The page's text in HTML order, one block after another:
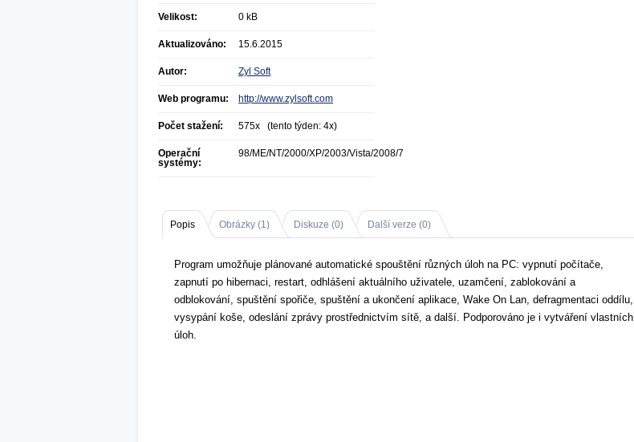
Velikost: 0 kB
Aktualizováno: 15.6.2015
Autor: Zyl Soft
Web programu: http://www.zylsoft.com
Počet stažení: 575x (tento týden: 4x)
Operační
systémy:
98/ME/NT/2000/XP/2003/Vista/2008/7
Popis Obrázky (1) Diskuze (0) Další verze (0)
Program umožňuje plánované automatické spouštění různých úloh na PC: vypnutí počítače,
zapnutí po hibernaci, restart, odhlášení aktuálního uživatele, uzamčení, zablokování a
odblokování, spuštění spořiče, spuštění a ukončení aplikace, Wake On Lan, defragmentaci oddílu,
vysypání koše, odeslání zprávy prostřednictvím sítě, a další. Podporováno je i vytváření vlastních
úloh.